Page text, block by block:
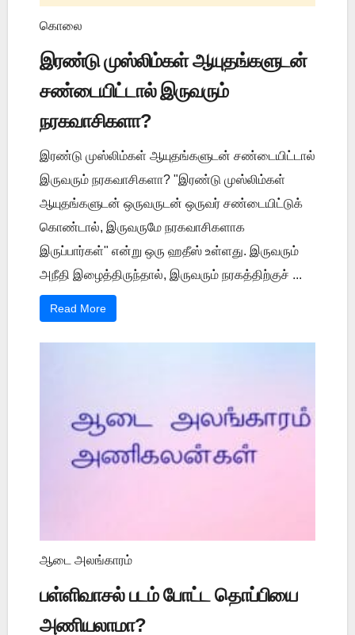
கொலை
இரண்டு முஸ்லிம்கள் ஆயுதங்களுடன்
சண்டையிட்டால் இருவரும்
நரகவாசிகளா?
இரண்டு முஸ்லிம்கள் ஆயுதங்களுடன் சண்டையிட்டால்
இருவரும் நரகவாசிகளா? "இரண்டு முஸ்லிம்கள்
ஆயுதங்களுடன் ஒருவருடன் ஒருவர் சண்டையிட்டுக்
கொண்டால், இருவருமே நரகவாசிகளாக
இருப்பார்கள்" என்று ஒரு ஹதீஸ் உள்ளது. இருவரும்
அநீதி இழைத்திருந்தால், இருவரும் நரகத்திற்குச் ...
Read More
ஆடை அலங்காரம்
பள்ளிவாசல் படம் போட்ட தொப்பியை
அணியலாமா?